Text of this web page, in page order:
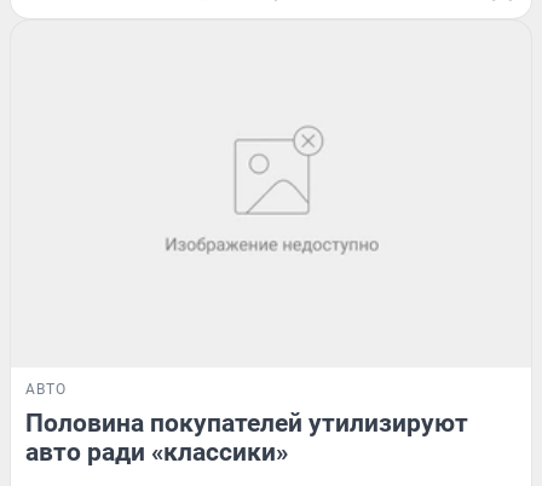
АВТО
Половина покупателей утилизируют
авто ради «классики»